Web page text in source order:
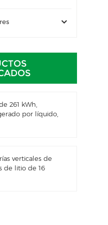
261 kWh,
por líquido,
verticales de
de litio de 16